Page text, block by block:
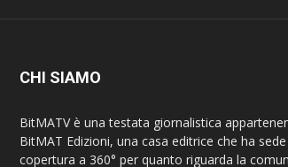
CHI SIAMO
BitMATV è una testata giornalistica
BitMAT Edizioni, una casa editrice che ha
copertura a 360° per quanto riguarda la